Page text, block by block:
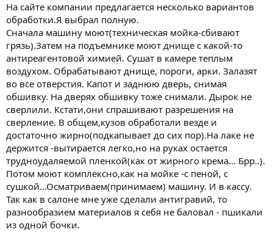
На сайте компании предлагается несколько вариантов
обработки.Я выбрал полную.
Сначала машину моют(техническая мойка-сбивают
грязь).Затем на подъемнике моют днище с какой-то
антиреагентовой химией. Сушат в камере теплым
воздухом. Обрабатывают днище, пороги, арки. Залазят
во все отверстия. Капот и заднюю дверь, снимая
обшивку. На дверях обшивку тоже снимали. Дырок не
сверлили. Кстати,они спрашивают разрешения на
сверление. В общем,кузов обработали везде и
достаточно жирно(подкапывает до сих пор).На лаке не
держится -вытирается легко,но на руках остается
трудноудаляемой пленкой(как от жирного крема... Брр..).
Потом моют комплексно,как на мойке -с пеной, с
сушкой...Осматриваем(принимаем) машину. И в кассу.
Так как в салоне мне уже сделали антигравий, то
разнообразием материалов я себя не баловал - пшикали
из одной бочки.